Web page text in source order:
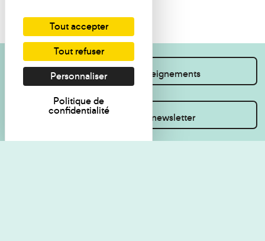
Je souhaite des renseignements
Inscrivez-vous à la newsletter
Tout accepter
Tout refuser
Personnaliser
Politique de
confidentialité